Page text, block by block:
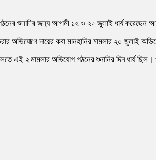
গঠনের শুনানির জন্য আগামী ১২ ও ২০ জুলাই ধার্য করেছেন
দায়ের করা মানহানির মামলার ২০ জুলাই
এই ২ মামলার অভিযোগ গঠনের শুনানির দিন